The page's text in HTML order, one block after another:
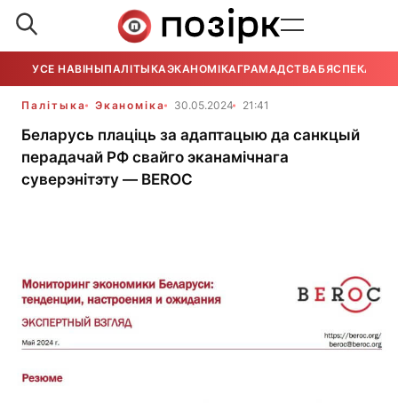
УСЕ НАВІНЫПАЛІТЫКАЭКАНОМІКАГРАМАДСТВАБЯСПЕКА
Палітыка Эканоміка 30.05.2024 21:41
Беларусь плаціць за адаптацыю да санкцый
перадачай РФ свайго эканамічнага
суверэнітэту — BEROC